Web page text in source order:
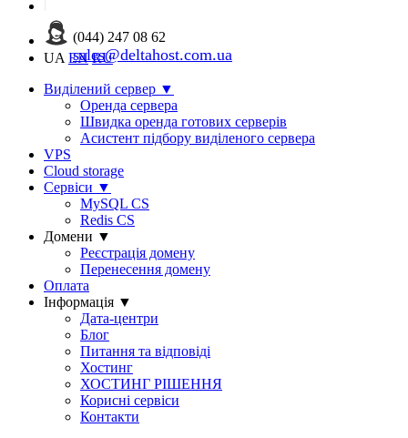
(044) 247 08 62
sales@deltahost.com.ua
UA EN RU
Виділений сервер ▼
Оренда сервера
Швидка оренда готових серверів
Асистент підбору виділеного сервера
VPS
Cloud storage
Сервіси ▼
MySQL CS
Redis CS
Домени ▼
Реєстрація домену
Перенесення домену
Оплата
Інформація ▼
Дата-центри
Блог
Питання та відповіді
Хостинг
ХОСТИНГ РІШЕННЯ
Корисні сервіси
Контакти